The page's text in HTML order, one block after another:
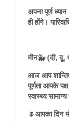
अपना पूर्ण
ही होंगे।
मीन🐳 (दी, दू,
आज आप
पूर्णता आपके
स्वास्थ्य
🌷आपका दिन